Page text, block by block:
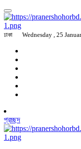
ঢাকা Wednesday , 25
প্রচ্ছদ